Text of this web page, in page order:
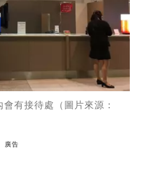
有接待處（圖片來源：
廣告